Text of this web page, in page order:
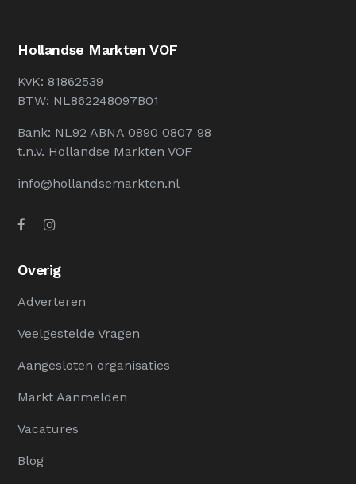
Hollandse Markten VOF
KvK: 81862539
BTW: NL862248097B01
Bank: NL92 ABNA 0890 0807 98
t.n.v. Hollandse Markten VOF
info@hollandsemarkten.nl
Overig
Adverteren
Veelgestelde Vragen
Aangesloten organisaties
Markt Aanmelden
Vacatures
Blog